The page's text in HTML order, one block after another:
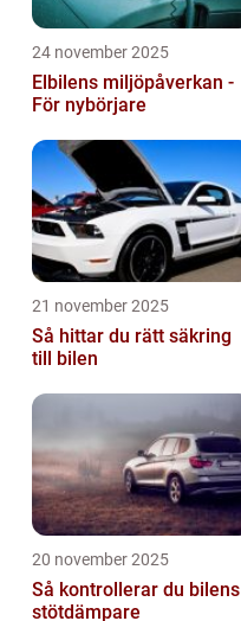
24 november 2025
Elbilens miljöpåverkan -
För nybörjare
21 november 2025
Så hittar du rätt säkring
till bilen
20 november 2025
Så kontrollerar du bilens
stötdämpare